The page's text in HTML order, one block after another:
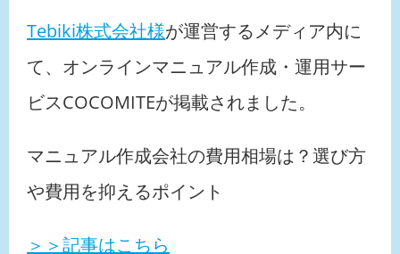
Tebiki株式会社様が運営するメディア内に
て、オンラインマニュアル作成・運用サー
ビスCOCOMITEが掲載されました。
マニュアル作成会社の費用相場は？選び方
や費用を抑えるポイント
＞＞記事はこちら